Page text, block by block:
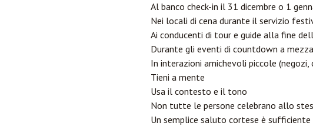
Al banco check-in il 31 dicembre o 1
Nei locali di cena durante il servizio
Ai conducenti di tour e guide alla fine
Durante gli eventi di countdown a
In interazioni amichevoli piccole (negozi,
Tieni a mente
Usa il contesto e il tono
Non tutte le persone celebrano allo
Un semplice saluto cortese è sufficiente